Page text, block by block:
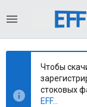
Чтобы
стоковых
EFF...